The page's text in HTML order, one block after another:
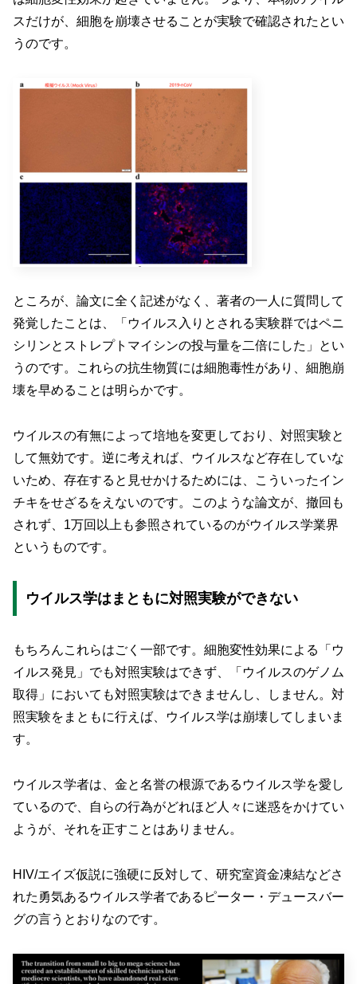
スだけが、細胞を崩壊させることが実験で確認されたとい
うのです。
ところが、論文に全く記述がなく、著者の一人に質問して
発覚したことは、「ウイルス入りとされる実験群ではペニ
シリンとストレプトマイシンの投与量を二倍にした」とい
うのです。これらの抗生物質には細胞毒性があり、細胞崩
壊を早めることは明らかです。
ウイルスの有無によって培地を変更しており、対照実験と
して無効です。逆に考えれば、ウイルスなど存在していな
いため、存在すると見せかけるためには、こういったイン
チキをせざるをえないのです。このような論文が、撤回も
されず、1万回以上も参照されているのがウイルス学業界
というものです。
ウイルス学はまともに対照実験ができない
もちろんこれらはごく一部です。細胞変性効果による「ウ
イルス発見」でも対照実験はできず、「ウイルスのゲノム
取得」においても対照実験はできませんし、しません。対
照実験をまともに行えば、ウイルス学は崩壊してしまいま
す。
ウイルス学者は、金と名誉の根源であるウイルス学を愛し
ているので、自らの行為がどれほど人々に迷惑をかけてい
ようが、それを正すことはありません。
HIV/エイズ仮説に強硬に反対して、研究室資金凍結などさ
れた勇気あるウイルス学者であるピーター・デュースバー
グの言うとおりなのです。